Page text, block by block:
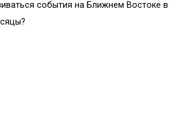
события на Ближнем Востоке в